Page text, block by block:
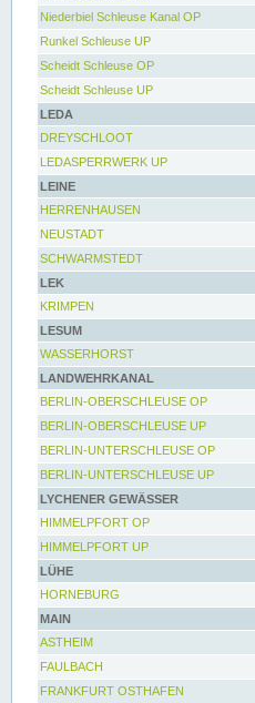
Niederbiel Schleuse Kanal OP
Runkel Schleuse UP
Scheidt Schleuse OP
Scheidt Schleuse UP
LEDA
DREYSCHLOOT
LEDASPERRWERK UP
LEINE
HERRENHAUSEN
NEUSTADT
SCHWARMSTEDT
LEK
KRIMPEN
LESUM
WASSERHORST
LANDWEHRKANAL
BERLIN-OBERSCHLEUSE OP
BERLIN-OBERSCHLEUSE UP
BERLIN-UNTERSCHLEUSE OP
BERLIN-UNTERSCHLEUSE UP
LYCHENER GEWÄSSER
HIMMELPFORT OP
HIMMELPFORT UP
LÜHE
HORNEBURG
MAIN
ASTHEIM
FAULBACH
FRANKFURT OSTHAFEN